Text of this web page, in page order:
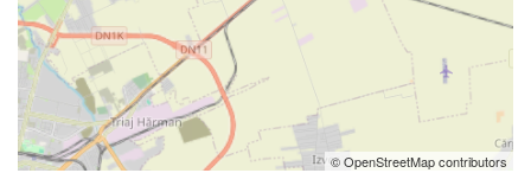
© OpenStreetMap contributors